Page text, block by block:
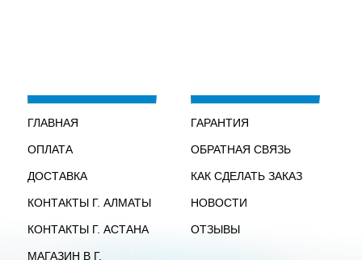
ГЛАВНАЯ
ОПЛАТА
ДОСТАВКА
КОНТАКТЫ Г. АЛМАТЫ
КОНТАКТЫ Г. АСТАНА
МАГАЗИН В Г.
ГАРАНТИЯ
ОБРАТНАЯ СВЯЗЬ
КАК СДЕЛАТЬ ЗАКАЗ
НОВОСТИ
ОТЗЫВЫ